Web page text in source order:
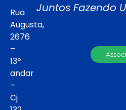
Rua
Augusta,
2676
–
13º
andar
–
Cj
Juntos Fazendo